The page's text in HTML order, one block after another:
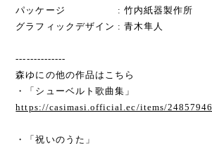
パッケージ : 竹内紙器製作所
グラフィックデザイン : 青木隼人
--------------
森ゆにの他の作品はこちら
・「シューベルト歌曲集」
https://casimasi.official.ec/items/24857946
・「祝いのうた」